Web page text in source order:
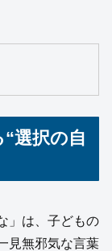
選択の自
」は、子どもの
見無邪気な言葉